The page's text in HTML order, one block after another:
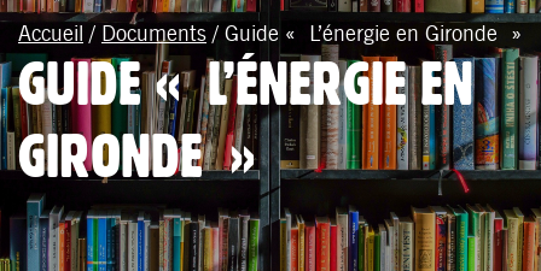
Accueil / Documents / Guide « L’énergie en Gironde »
GUIDE « L’ÉNERGIE EN
GIRONDE »